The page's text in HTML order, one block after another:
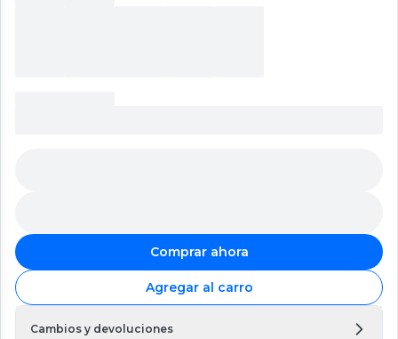
Comprar ahora
Agregar al carro
Cambios y devoluciones